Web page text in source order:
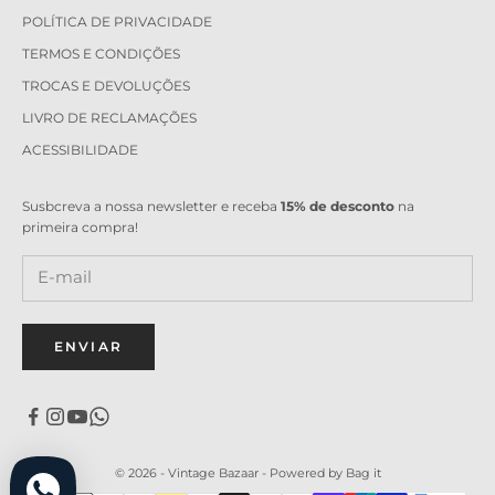
POLÍTICA DE PRIVACIDADE
TERMOS E CONDIÇÕES
TROCAS E DEVOLUÇÕES
LIVRO DE RECLAMAÇÕES
ACESSIBILIDADE
Susbcreva a nossa newsletter e receba 15% de desconto na
primeira compra!
ENVIAR
© 2026 - Vintage Bazaar - Powered by Bag it